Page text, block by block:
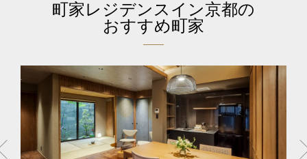
町家レジデンスイン京都の
おすすめ町家